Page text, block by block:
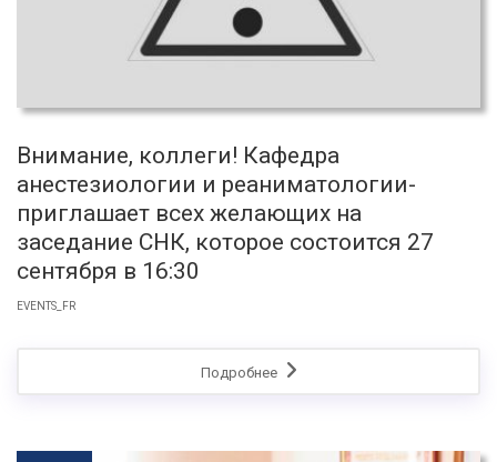
Внимание, коллеги!­ Кафедра
анестезиологии и реаниматологии­
приглашает всех желающих на
заседание СНК, которое состоится 27
сентября в 16:30
EVENTS_FR
Подробнее